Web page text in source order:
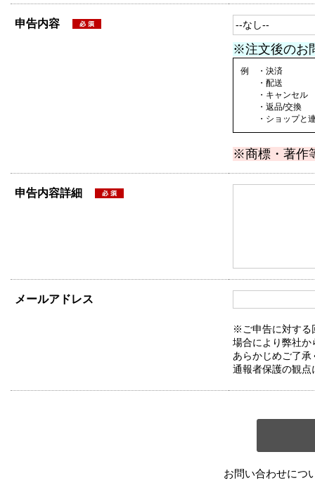
申告内容
※注文後のお
例 ・決済
・配送
・キャンセル
・返品/交換
・ショップと連
※商標・著作
申告内容詳細
メールアドレス
※ご申告に対する
場合により弊社か
あらかじめご了承
通報者保護の観点
お問い合わせにつ